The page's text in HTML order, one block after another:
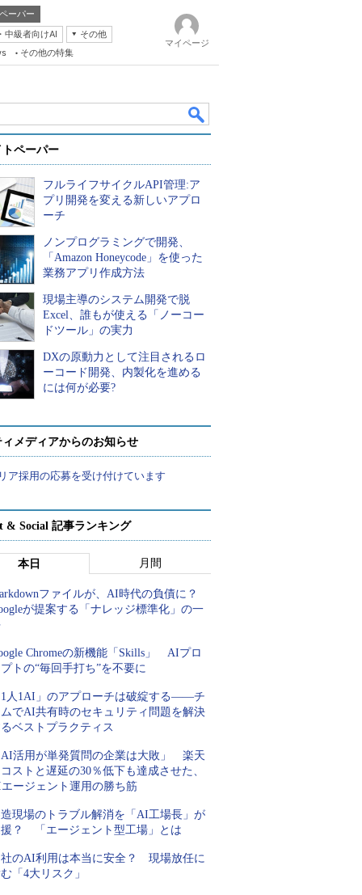
ーパー
中級者向けAI
その他
その他の特集
マイページ
ペーパー
フルライフサイクルAPI管理:ア
プリ開発を変える新しいアプロ
ーチ
ノンプログラミングで開発、
「Amazon Honeycode」を使った
業務アプリ作成方法
現場主導のシステム開発で脱
Excel、誰もが使える「ノーコー
ドツール」の実力
DXの原動力として注目されるロ
ーコード開発、内製化を進める
には何が必要?
メディアからのお知らせ
ア採用の応募を受け付けています
& Social 記事ランキング
本日 月間
ファイルが、AI時代の負債に？
が提案する「ナレッジ標準化」の一
Chromeの新機能「Skills」 AIプロ
トの“毎回手打ち”を不要に
人1AI」のアプローチは破綻する――チ
でAI共有時のセキュリティ問題を解決
ベストプラクティス
活用が単発質問の企業は大敗」 楽天
ストと遅延の30％低下も達成させた、
ージェント運用の勝ち筋
現場のトラブル解消を「AI工場長」が
？ 「エージェント型工場」とは
のAI利用は本当に安全？ 現場放任に
「4大リスク」